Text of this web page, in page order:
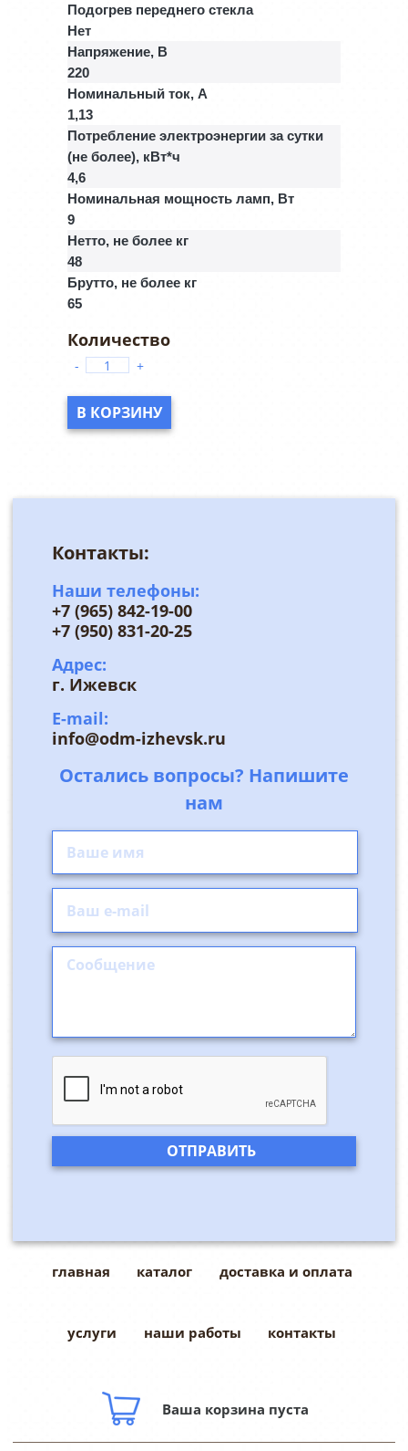
Подогрев переднего стекла
Нет
Напряжение, В
220
Номинальный ток, A
1,13
Потребление электроэнергии за сутки
(не более), кВт*ч
4,6
Номинальная мощность ламп, Вт
9
Нетто, не более кг
48
Брутто, не более кг
65
- +
В КОРЗИНУ
Контакты:
Наши телефоны:
+7 (965) 842-19-00
+7 (950) 831-20-25
Адрес:
г. Ижевск
E-mail:
info@odm-izhevsk.ru
Остались вопросы? Напишите
нам
главная каталог доставка и оплата
услуги наши работы контакты
Ваша корзина пуста